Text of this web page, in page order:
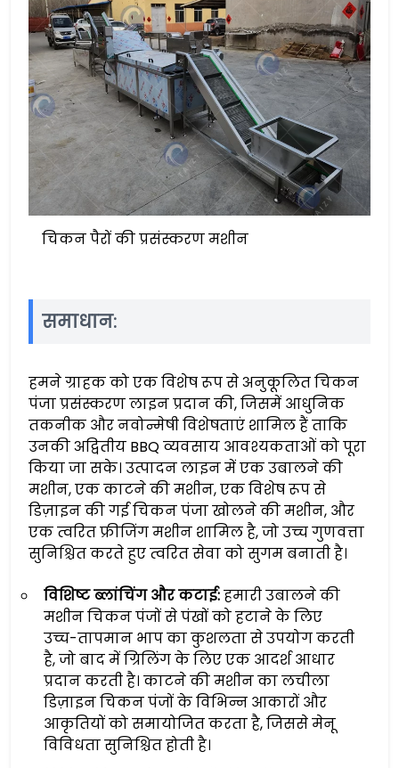
चिकन पैरों की प्रसंस्करण मशीन
समाधान:
हमने ग्राहक को एक विशेष रूप से अनुकूलित चिकन
पंजा प्रसंस्करण लाइन प्रदान की, जिसमें आधुनिक
तकनीक और नवोन्मेषी विशेषताएं शामिल हैं ताकि
उनकी अद्वितीय BBQ व्यवसाय आवश्यकताओं को पूरा
किया जा सके। उत्पादन लाइन में एक उबालने की
मशीन, एक काटने की मशीन, एक विशेष रूप से
डिज़ाइन की गई चिकन पंजा खोलने की मशीन, और
एक त्वरित फ्रीजिंग मशीन शामिल है, जो उच्च गुणवत्ता
सुनिश्चित करते हुए त्वरित सेवा को सुगम बनाती है।
विशिष्ट ब्लांचिंग और कटाई:हमारी उबालने की
मशीन चिकन पंजों से पंखों को हटाने के लिए
उच्च-तापमान भाप का कुशलता से उपयोग करती
है, जो बाद में ग्रिलिंग के लिए एक आदर्श आधार
प्रदान करती है। काटने की मशीन का लचीला
डिज़ाइन चिकन पंजों के विभिन्न आकारों और
आकृतियों को समायोजित करता है, जिससे मेनू
विविधता सुनिश्चित होती है।